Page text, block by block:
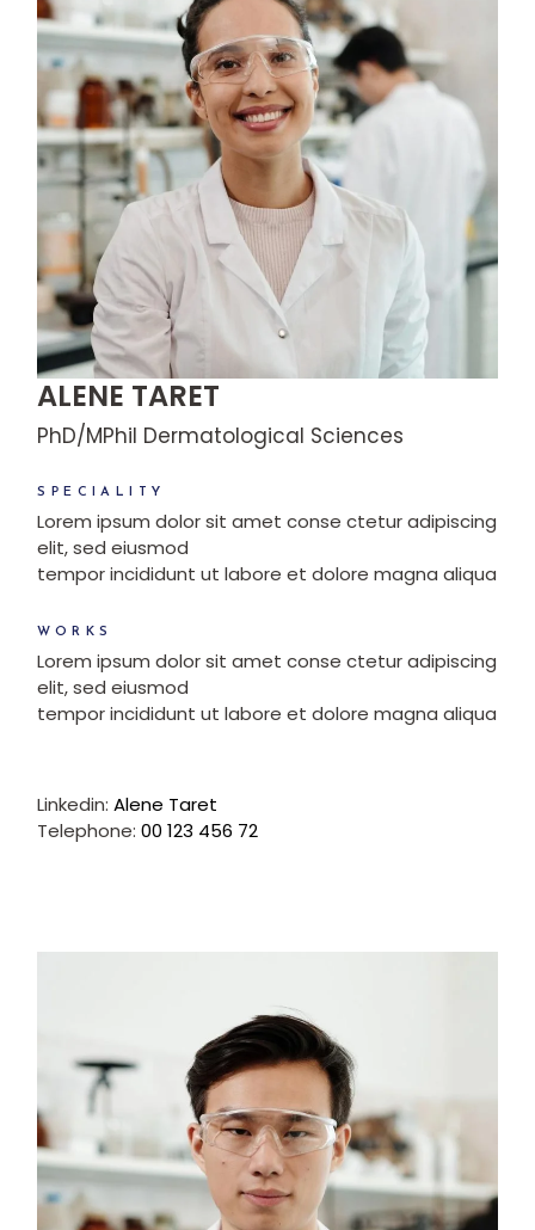
ALENE TARET
PhD/MPhil Dermatological Sciences
SPECIALITY
Lorem ipsum dolor sit amet conse ctetur adipiscing
elit, sed eiusmod
tempor incididunt ut labore et dolore magna aliqua
WORKS
Lorem ipsum dolor sit amet conse ctetur adipiscing
elit, sed eiusmod
tempor incididunt ut labore et dolore magna aliqua
Linkedin: Alene Taret
Telephone: 00 123 456 72